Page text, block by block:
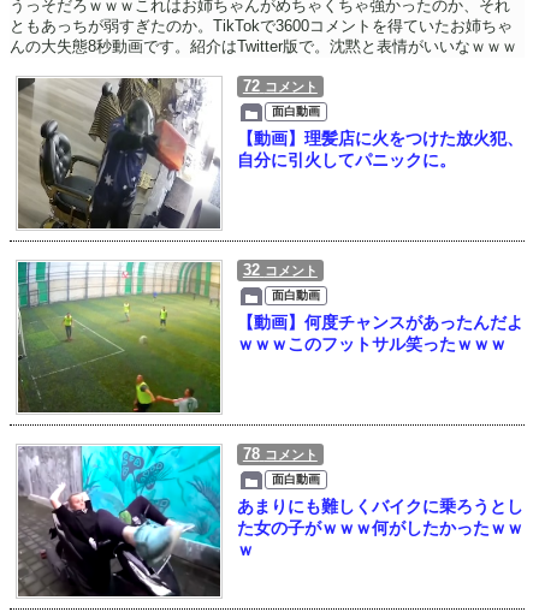
うっそだろｗｗｗこれはお姉ちゃんがめちゃくちゃ強かったのか、それ
ともあっちが弱すぎたのか。TikTokで3600コメントを得ていたお姉ちゃ
んの大失態8秒動画です。紹介はTwitter版で。沈黙と表情がいいなｗｗｗ
72 コメント
面白動画
【動画】理髪店に火をつけた放火犯、
自分に引火してパニックに。
32 コメント
面白動画
【動画】何度チャンスがあったんだよ
ｗｗｗこのフットサル笑ったｗｗｗ
78 コメント
面白動画
あまりにも難しくバイクに乗ろうとし
た女の子がｗｗｗ何がしたかったｗｗ
ｗ